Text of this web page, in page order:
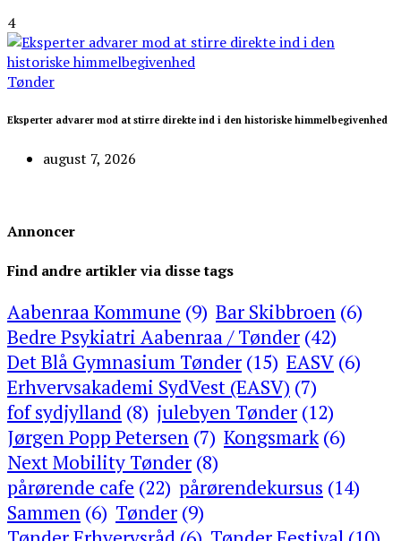
4
Tønder
Eksperter advarer mod at stirre direkte ind i den historiske himmelbegivenhed
august 7, 2026
Annoncer
Find andre artikler via disse tags
Aabenraa Kommune (9) Bar Skibbroen (6)
Bedre Psykiatri Aabenraa / Tønder (42)
Det Blå Gymnasium Tønder (15) EASV (6)
Erhvervsakademi SydVest (EASV) (7)
fof sydjylland (8) julebyen Tønder (12)
Jørgen Popp Petersen (7) Kongsmark (6)
Next Mobility Tønder (8)
pårørende cafe (22) pårørendekursus (14)
Sammen (6) Tønder (9)